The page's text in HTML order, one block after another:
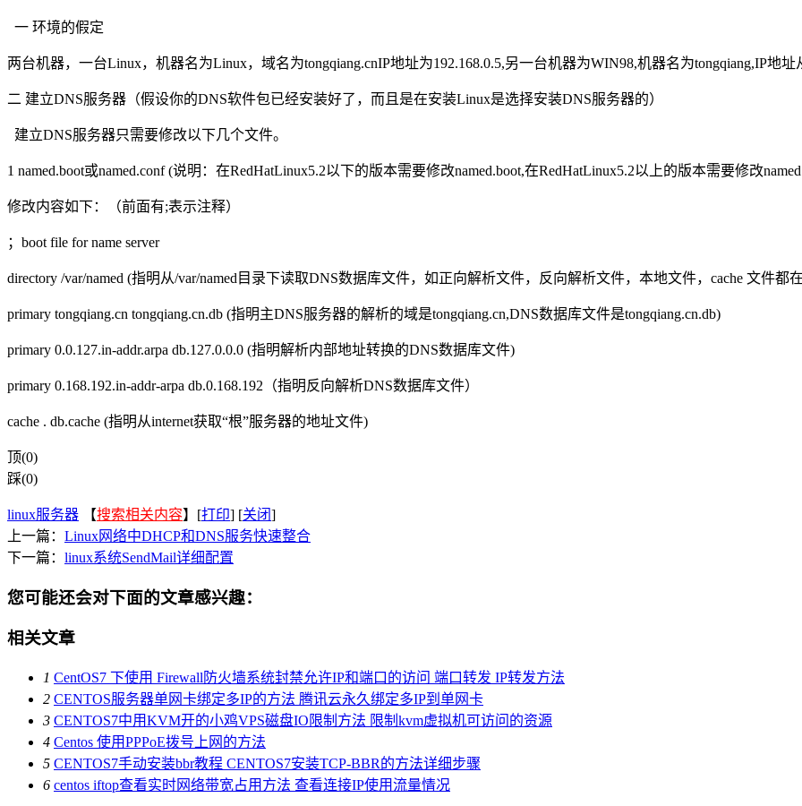
一 环境的假定
两台机器，一台Linux，机器名为Linux，域名为tongqiang.cnIP地址为192.168.0.5,另一台机器为WIN98,机器名为tongqiang,IP地址
二 建立DNS服务器（假设你的DNS软件包已经安装好了，而且是在安装Linux是选择安装DNS服务器的）
建立DNS服务器只需要修改以下几个文件。
1 named.boot或named.conf (说明：在RedHatLinux5.2以下的版本需要修改named.boot,在RedHatLinux5.2以上的版本需要修改
修改内容如下：（前面有;表示注释）
；boot file for name server
directory /var/named (指明从/var/named目录下读取DNS数据库文件，如正向解析文件，反向解析文件，本地文件，cache 文件都
primary tongqiang.cn tongqiang.cn.db (指明主DNS服务器的解析的域是tongqiang.cn,DNS数据库文件是tongqiang.cn.db)
primary 0.0.127.in-addr.arpa db.127.0.0.0 (指明解析内部地址转换的DNS数据库文件)
primary 0.168.192.in-addr-arpa db.0.168.192（指明反向解析DNS数据库文件）
cache . db.cache (指明从internet获取“根”服务器的地址文件)
顶(0)
踩(0)
linux服务器 【搜索相关内容】[打印] [关闭]
上一篇： Linux网络中DHCP和DNS服务快速整合
下一篇： linux系统SendMail详细配置
您可能还会对下面的文章感兴趣：
相关文章
1 CentOS7 下使用 Firewall防火墙系统封禁允许IP和端口的访问 端口转发 IP转发方法
2 CENTOS服务器单网卡绑定多IP的方法 腾讯云永久绑定多IP到单网卡
3 CENTOS7中用KVM开的小鸡VPS磁盘IO限制方法 限制kvm虚拟机可访问的资源
4 Centos 使用PPPoE拨号上网的方法
5 CENTOS7手动安装bbr教程 CENTOS7安装TCP-BBR的方法详细步骤
6 centos iftop查看实时网络带宽占用方法 查看连接IP使用流量情况